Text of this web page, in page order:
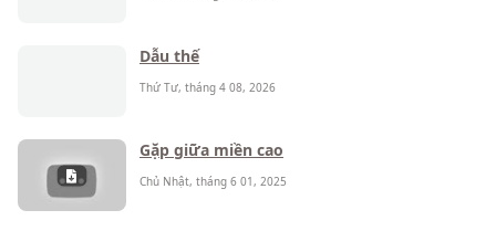
Dẫu thế
Thứ Tư, tháng 4 08, 2026
Gặp giữa miền cao
Chủ Nhật, tháng 6 01, 2025